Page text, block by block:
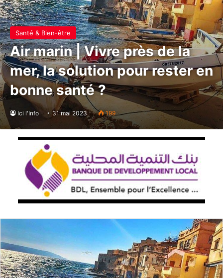
Santé & Bien-être
Air marin | Vivre près de la
mer, la solution pour rester en
bonne santé ?
Ici l'Info 31 mai 2023 199